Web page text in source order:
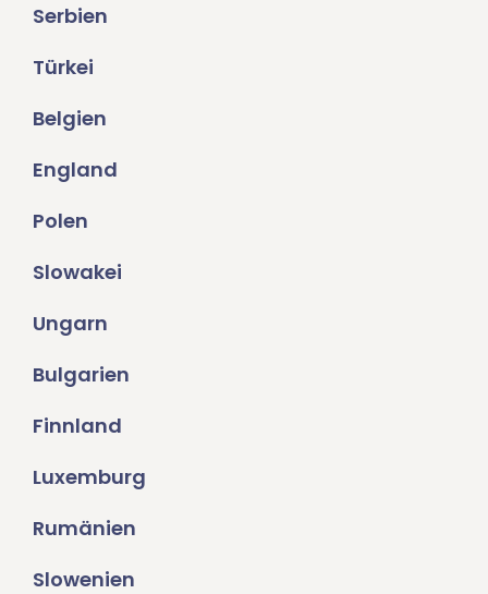
Serbien
Türkei
Belgien
England
Polen
Slowakei
Ungarn
Bulgarien
Finnland
Luxemburg
Rumänien
Slowenien